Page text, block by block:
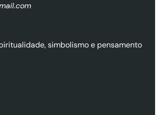
simbolismo e pensamento